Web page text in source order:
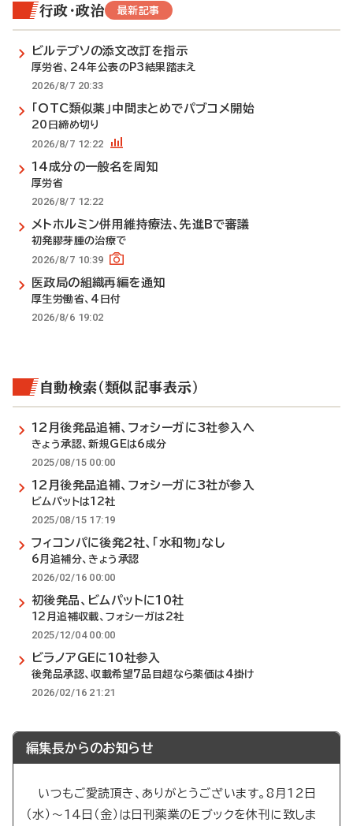
行政・政治 最新記事
ビルテプソの添文改訂を指示
厚労省、24年公表のP3結果踏まえ
2026/8/7 20:33
「OTC類似薬」中間まとめでパブコメ開始
20日締め切り
2026/8/7 12:22
14成分の一般名を周知
厚労省
2026/8/7 12:22
メトホルミン併用維持療法、先進Bで審議
初発膠芽腫の治療で
2026/8/7 10:39
医政局の組織再編を通知
厚生労働省、4日付
2026/8/6 19:02
自動検索（類似記事表示）
12月後発品追補、フォシーガに3社参入へ
きょう承認、新規GEは6成分
2025/08/15 00:00
12月後発品追補、フォシーガに3社が参入
ビムパットは12社
2025/08/15 17:19
フィコンパに後発2社、「水和物」なし
6月追補分、きょう承認
2026/02/16 00:00
初後発品、ビムパットに10社
12月追補収載、フォシーガは2社
2025/12/04 00:00
ビラノアGEに10社参入
後発品承認、収載希望7品目超なら薬価は4掛け
2026/02/16 21:21
編集長からのお知らせ
いつもご愛読頂き、ありがとうございます。8月12日
（水）～14日（金）は日刊薬業のEブックを休刊に致しま